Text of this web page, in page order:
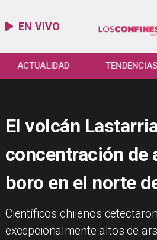
EN VIVO
ACTUALIDAD TENDENCIAS
El volcán
concentración de
boro en el norte
​Científicos chilenos
excepcionalmente altos de